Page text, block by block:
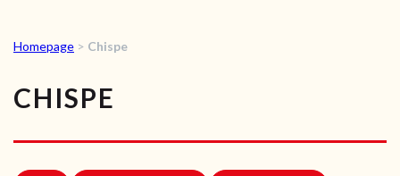
RECEITAS VEGGIE
Homepage > Chispe
CHISPE